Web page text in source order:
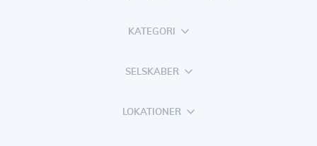
KATEGORI
SELSKABER
LOKATIONER